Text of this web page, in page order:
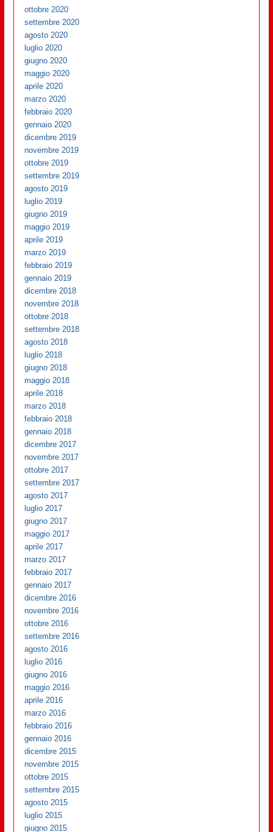
ottobre 2020
settembre 2020
agosto 2020
luglio 2020
giugno 2020
maggio 2020
aprile 2020
marzo 2020
febbraio 2020
gennaio 2020
dicembre 2019
novembre 2019
ottobre 2019
settembre 2019
agosto 2019
luglio 2019
giugno 2019
maggio 2019
aprile 2019
marzo 2019
febbraio 2019
gennaio 2019
dicembre 2018
novembre 2018
ottobre 2018
settembre 2018
agosto 2018
luglio 2018
giugno 2018
maggio 2018
aprile 2018
marzo 2018
febbraio 2018
gennaio 2018
dicembre 2017
novembre 2017
ottobre 2017
settembre 2017
agosto 2017
luglio 2017
giugno 2017
maggio 2017
aprile 2017
marzo 2017
febbraio 2017
gennaio 2017
dicembre 2016
novembre 2016
ottobre 2016
settembre 2016
agosto 2016
luglio 2016
giugno 2016
maggio 2016
aprile 2016
marzo 2016
febbraio 2016
gennaio 2016
dicembre 2015
novembre 2015
ottobre 2015
settembre 2015
agosto 2015
luglio 2015
giugno 2015